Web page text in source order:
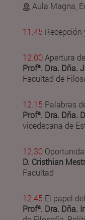
Aula Magna,
11.45
12.00 Apertura
Profª. Dra. Dña.
Facultad de
12.15 Palabras
Profª. Dra. Dña.
vicedecana de
12.30
D. Cristhian
Facultad
12.45 El papel
Profª. Dra. Dña.